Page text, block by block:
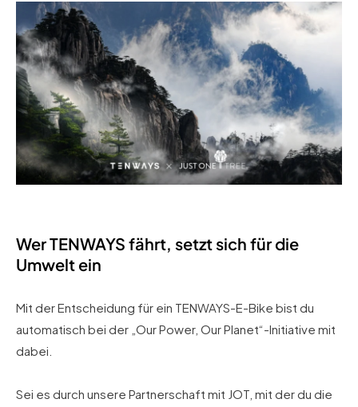
Wer TENWAYS fährt, setzt sich für die
Umwelt ein
Mit der Entscheidung für ein TENWAYS-E-Bike bist du
automatisch bei der „Our Power, Our Planet“-Initiative mit
dabei.
Sei es durch unsere Partnerschaft mit JOT, mit der du die